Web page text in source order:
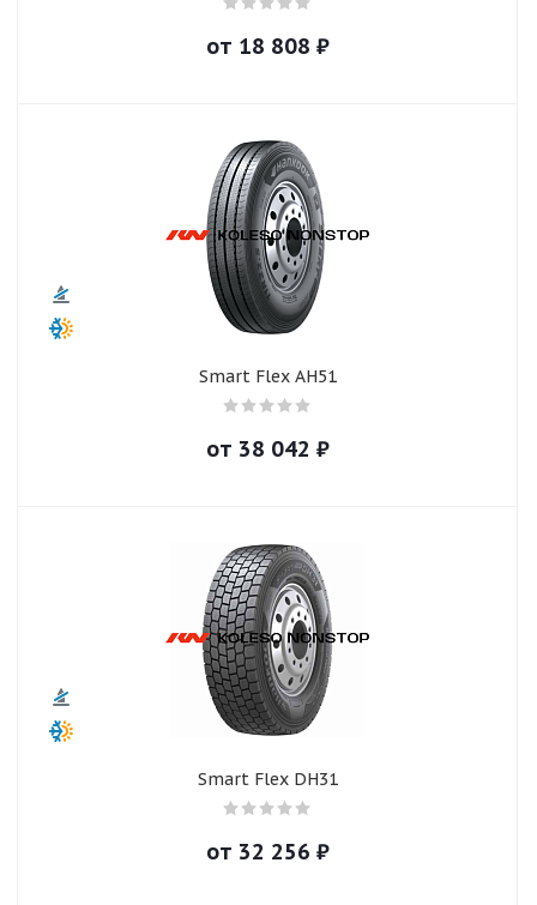
от 18 808 ₽
Smart Flex AH51
от 38 042 ₽
Smart Flex DH31
от 32 256 ₽